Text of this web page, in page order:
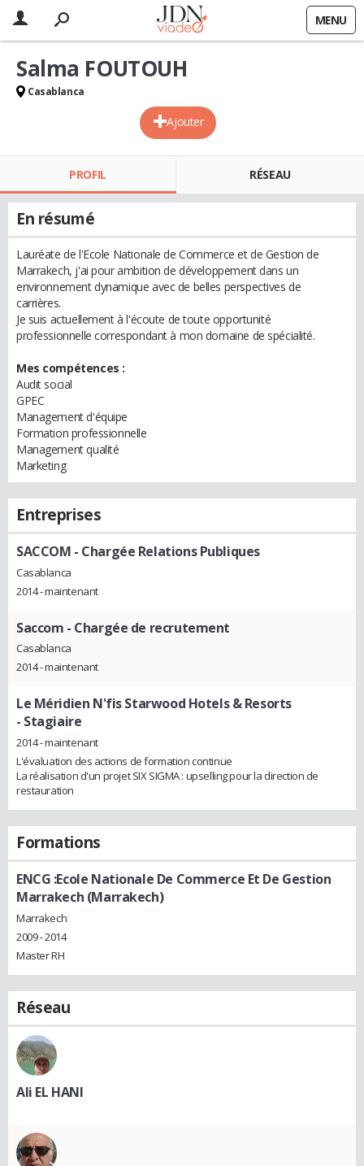
MENU
Ajouter
Salma FOUTOUH
Casablanca
PROFIL RÉSEAU
En résumé
Lauréate de l'Ecole Nationale de Commerce et de Gestion de
Marrakech, j'ai pour ambition de développement dans un
environnement dynamique avec de belles perspectives de
carrières.
Je suis actuellement à l'écoute de toute opportunité
professionnelle correspondant à mon domaine de spécialité.
Mes compétences :
Audit social
GPEC
Management d'équipe
Formation professionnelle
Management qualité
Marketing
Entreprises
SACCOM - Chargée Relations Publiques
Casablanca
2014 - maintenant
Saccom - Chargée de recrutement
Casablanca
2014 - maintenant
Le Méridien N'fis Starwood Hotels & Resorts
- Stagiaire
2014 - maintenant
L'évaluation des actions de formation continue
La réalisation d'un projet SIX SIGMA : upselling pour la direction de
restauration
Formations
ENCG :Ecole Nationale De Commerce Et De Gestion
Marrakech (Marrakech)
Marrakech
2009 - 2014
Master RH
Réseau
Ali EL HANI